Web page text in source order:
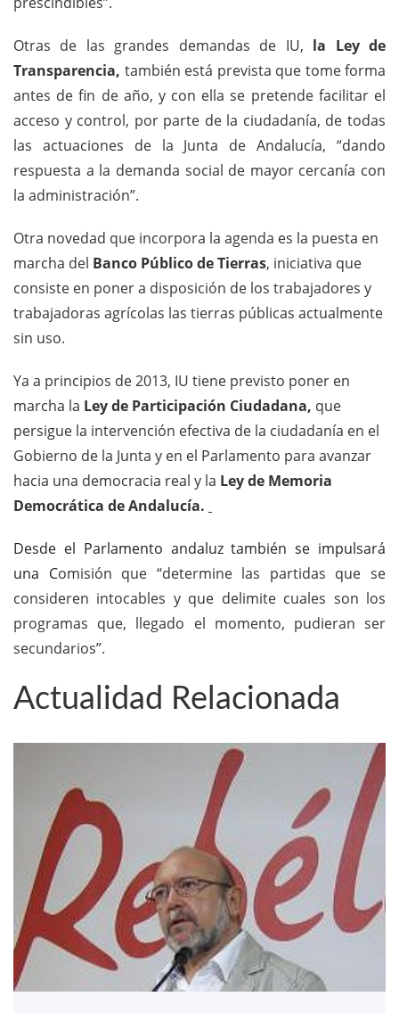
Otras de las grandes demandas de IU, la Ley de
Transparencia, también está prevista que tome forma
antes de fin de año, y con ella se pretende facilitar el
acceso y control, por parte de la ciudadanía, de todas
las actuaciones de la Junta de Andalucía, “dando
respuesta a la demanda social de mayor cercanía con
la administración”.
Otra novedad que incorpora la agenda es la puesta en
marcha del Banco Público de Tierras, iniciativa que
consiste en poner a disposición de los trabajadores y
trabajadoras agrícolas las tierras públicas actualmente
sin uso.
Ya a principios de 2013, IU tiene previsto poner en
marcha la Ley de Participación Ciudadana, que
persigue la intervención efectiva de la ciudadanía en el
Gobierno de la Junta y en el Parlamento para avanzar
hacia una democracia real y la Ley de Memoria
Democrática de Andalucía.
Desde el Parlamento andaluz también se impulsará
una Comisión que “determine las partidas que se
consideren intocables y que delimite cuales son los
programas que, llegado el momento, pudieran ser
secundarios”.
Actualidad Relacionada